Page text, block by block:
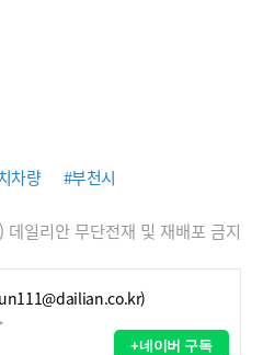
차량 #부천시
일리안 무단전재 및 재배포 금지
+네이버 구독